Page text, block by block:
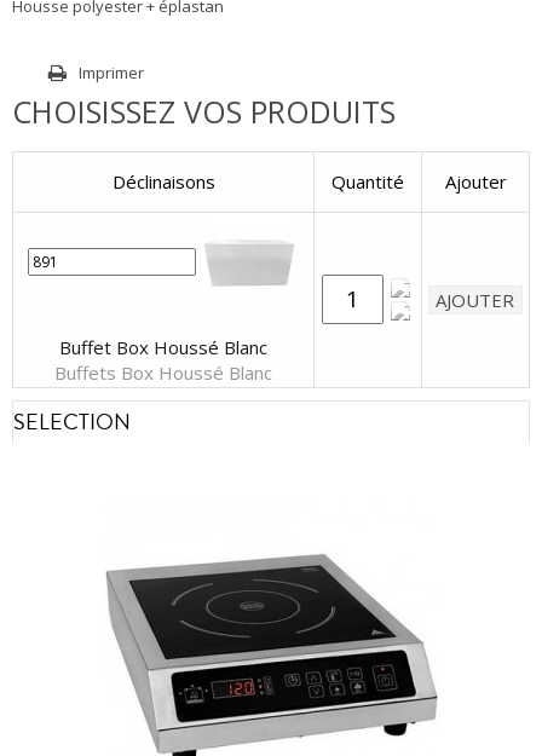
Housse polyester + éplastan
Imprimer
CHOISISSEZ VOS PRODUITS
Déclinaisons Quantité Ajouter
Buffet Box Houssé Blanc
Buffets Box Houssé Blanc
SELECTION